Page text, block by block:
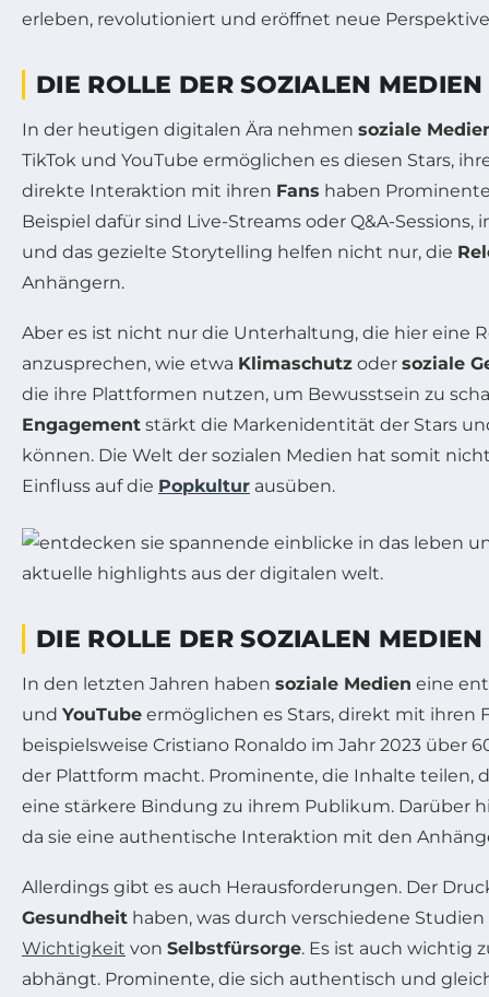
erleben, revolutioniert und eröffnet neue
DIE ROLLE DER SOZIALEN
In der heutigen digitalen Ära nehmen soziale
TikTok und YouTube ermöglichen es diesen Stars,
direkte Interaktion mit ihren Fans haben
Beispiel dafür sind Live-Streams oder Q&A-
und das gezielte Storytelling helfen nicht nur, die
Anhängern.
Aber es ist nicht nur die Unterhaltung, die hier eine
anzusprechen, wie etwa Klimaschutz oder soziale
die ihre Plattformen nutzen, um Bewusstsein zu
Engagement stärkt die Markenidentität der Stars
können. Die Welt der sozialen Medien hat somit
Einfluss auf die Popkultur ausüben.
DIE ROLLE DER SOZIALEN
In den letzten Jahren haben soziale Medien eine
und YouTube ermöglichen es Stars, direkt mit ihren
beispielsweise Cristiano Ronaldo im Jahr 2023 über
der Plattform macht. Prominente, die Inhalte teilen,
eine stärkere Bindung zu ihrem Publikum. Darüber
da sie eine authentische Interaktion mit den
Allerdings gibt es auch Herausforderungen. Der
Gesundheit haben, was durch verschiedene
Wichtigkeit von Selbstfürsorge. Es ist auch wichtig
abhängt. Prominente, die sich authentisch und